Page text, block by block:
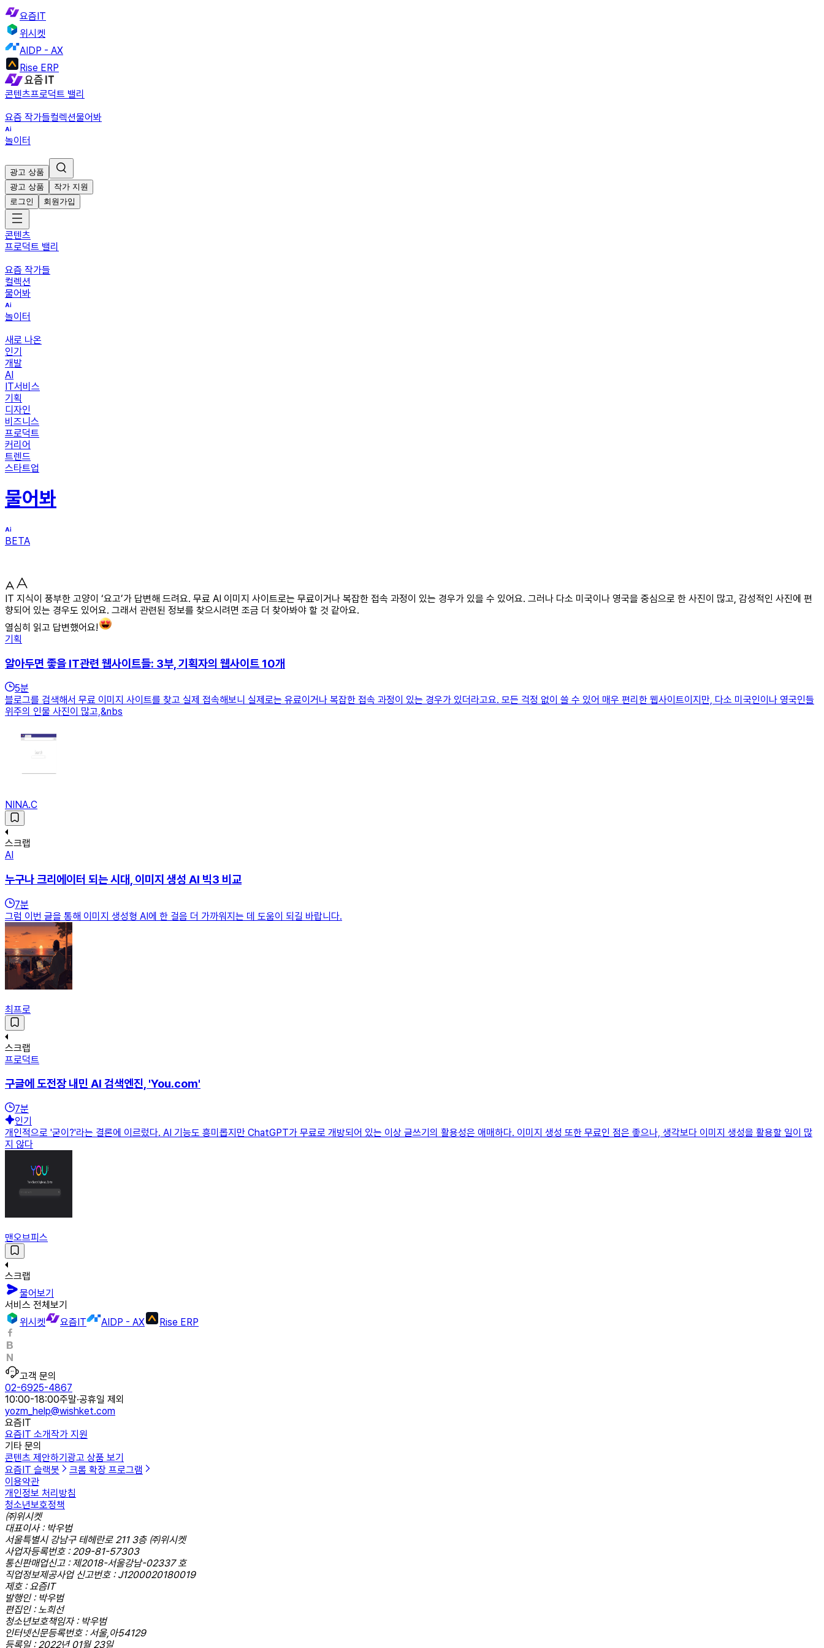
요즘IT
위시켓
AIDP - AX
Rise ERP
콘텐츠프로덕트 밸리
요즘 작가들컬렉션물어봐
놀이터
광고 상품
광고 상품
작가 지원
로그인
회원가입
콘텐츠
프로덕트 밸리
요즘 작가들
컬렉션
물어봐
놀이터
새로 나온
인기
개발
AI
IT서비스
기획
디자인
비즈니스
프로덕트
커리어
트렌드
스타트업
물어봐
BETA
IT 지식이 풍부한 고양이 ‘요고’가 답변해 드려요. 무료 AI 이미지 사이트로는 무료이거나 복잡한 접속 과정이 있는 경우가 있을 수 있어요. 그러나 다소 미국이나 영국을 중심으로 한 사진이 많고, 감성적인 사진에 편
향되어 있는 경우도 있어요. 그래서 관련된 정보를 찾으시려면 조금 더 찾아봐야 할 것 같아요.
열심히 읽고 답변했어요!
기획
알아두면 좋을 IT관련 웹사이트들: 3부, 기획자의 웹사이트 10개
5분
블로그를 검색해서 무료 이미지 사이트를 찾고 실제 접속해보니 실제로는 유료이거나 복잡한 접속 과정이 있는 경우가 있더라고요. 모든 걱정 없이 쓸 수 있어 매우 편리한 웹사이트이지만, 다소 미국인이나 영국인들
위주의 인물 사진이 많고,&nbs
NINA.C
스크랩
AI
누구나 크리에이터 되는 시대, 이미지 생성 AI 빅3 비교
7분
그럼 이번 글을 통해 이미지 생성형 AI에 한 걸음 더 가까워지는 데 도움이 되길 바랍니다.
최프로
스크랩
프로덕트
구글에 도전장 내민 AI 검색엔진, 'You.com'
7분
인기
개인적으로 '굳이?'라는 결론에 이르렀다. AI 기능도 흥미롭지만 ChatGPT가 무료로 개방되어 있는 이상 글쓰기의 활용성은 애매하다. 이미지 생성 또한 무료인 점은 좋으나, 생각보다 이미지 생성을 활용할 일이 많
지 않다
맨오브피스
스크랩
물어보기
서비스 전체보기
위시켓
요즘IT AIDP - AX Rise ERP
고객 문의
02-6925-4867
10:00-18:00주말·공휴일 제외
yozm_help@wishket.com
요즘IT
요즘IT 소개작가 지원
기타 문의
콘텐츠 제안하기 광고 상품 보기
요즘IT 슬랙봇
크롬 확장 프로그램
이용약관
개인정보 처리방침
청소년보호정책
㈜위시켓
대표이사 : 박우범
서울특별시 강남구 테헤란로 211 3층 ㈜위시켓
사업자등록번호 : 209-81-57303
통신판매업신고 : 제2018-서울강남-02337 호
직업정보제공사업 신고번호 : J1200020180019
제호 : 요즘IT
발행인 : 박우범
편집인 : 노희선
청소년보호책임자 : 박우범
인터넷신문등록번호 : 서울,아54129
등록일 : 2022년 01월 23일